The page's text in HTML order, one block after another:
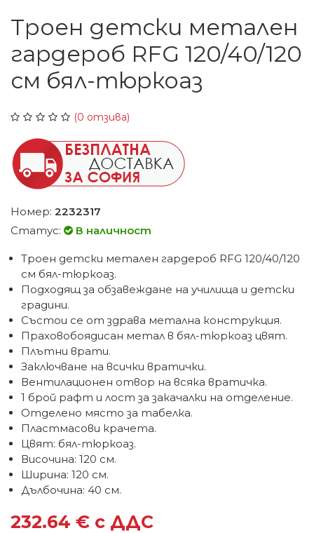
Троен детски метален
гардероб RFG 120/40/120
см бял-тюркоаз
(0 отзива)
Номер: 2232317
Статус:
В наличност
Троен детски метален гардероб RFG 120/40/120
см бял-тюркоаз.
Подходящ за обзавеждане на училища и детски
градини.
Състои се от здрава метална конструкция.
Праховобоядисан метал в бял-тюркоаз цвят.
Плътни врати.
Заключване на всички вратички.
Вентилационен отвор на всяка вратичка.
1 брой рафт и лост за закачалки на отделение.
Отделено място за табелка.
Пластмасови крачета.
Цвят: бял-тюркоаз.
Височина: 120 см.
Ширина: 120 см.
Дълбочина: 40 см.
232.64 € с ДДС